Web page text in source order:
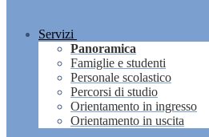
Servizi
Panoramica
Famiglie e studenti
Personale scolastico
Percorsi di studio
Orientamento in ingresso
Orientamento in uscita